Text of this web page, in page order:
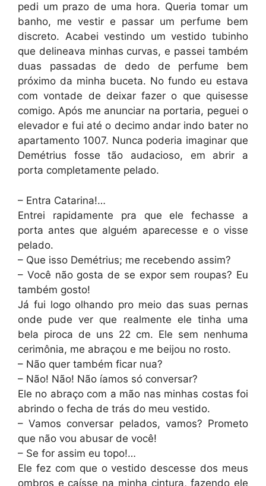
pedi um prazo de uma hora. Queria tomar um
banho, me vestir e passar um perfume bem
discreto. Acabei vestindo um vestido tubinho
que delineava minhas curvas, e passei também
duas passadas de dedo de perfume bem
próximo da minha buceta. No fundo eu estava
com vontade de deixar fazer o que quisesse
comigo. Após me anunciar na portaria, peguei o
elevador e fui até o decimo andar indo bater no
apartamento 1007. Nunca poderia imaginar que
Demétrius fosse tão audacioso, em abrir a
porta completamente pelado.
– Entra Catarina!…
Entrei rapidamente pra que ele fechasse a
porta antes que alguém aparecesse e o visse
pelado.
– Que isso Demétrius; me recebendo assim?
– Você não gosta de se expor sem roupas? Eu
também gosto!
Já fui logo olhando pro meio das suas pernas
onde pude ver que realmente ele tinha uma
bela piroca de uns 22 cm. Ele sem nenhuma
cerimônia, me abraçou e me beijou no rosto.
– Não quer também ficar nua?
– Não! Não! Não íamos só conversar?
Ele no abraço com a mão nas minhas costas foi
abrindo o fecha de trás do meu vestido.
– Vamos conversar pelados, vamos? Prometo
que não vou abusar de você!
– Se for assim eu topo!…
Ele fez com que o vestido descesse dos meus
ombros e caísse na minha cintura, fazendo ele